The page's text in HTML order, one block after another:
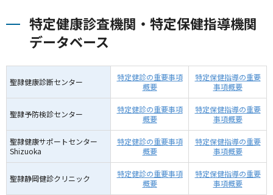
特定健康診査機関・特定保健指導機関
データベース
聖隷健康診断センター
特定健診の重要事項
概要
特定保健指導の重要
事項概要
聖隷予防検診センター
特定健診の重要事項
概要
特定保健指導の重要
事項概要
聖隷健康サポートセンター
Shizuoka
特定健診の重要事項
概要
特定保健指導の重要
事項概要
聖隷静岡健診クリニック
特定健診の重要事項
概要
特定保健指導の重要
事項概要